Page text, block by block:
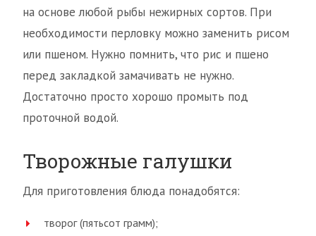
на основе любой рыбы нежирных сортов. При
необходимости перловку можно заменить рисом
или пшеном. Нужно помнить, что рис и пшено
перед закладкой замачивать не нужно.
Достаточно просто хорошо промыть под
проточной водой.
Творожные галушки
Для приготовления блюда понадобятся:
творог (пятьсот грамм);